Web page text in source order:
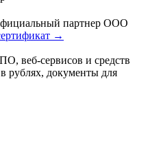
партнер ООО
→
веб-сервисов и средств
рублях, документы для